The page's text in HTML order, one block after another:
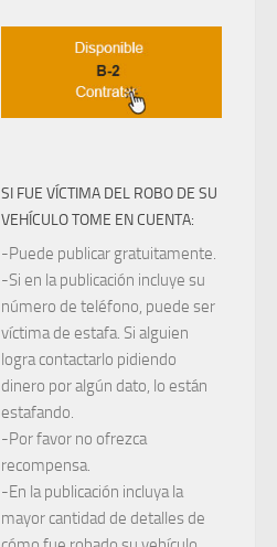
SI FUE VÍCTIMA DEL ROBO DE SU
VEHÍCULO TOME EN CUENTA:
-Puede publicar gratuitamente.
-Si en la publicación incluye su
número de teléfono, puede ser
víctima de estafa. Si alguien
logra contactarlo pidiendo
dinero por algún dato, lo están
estafando.
-Por favor no ofrezca
recompensa.
-En la publicación incluya la
mayor cantidad de detalles de